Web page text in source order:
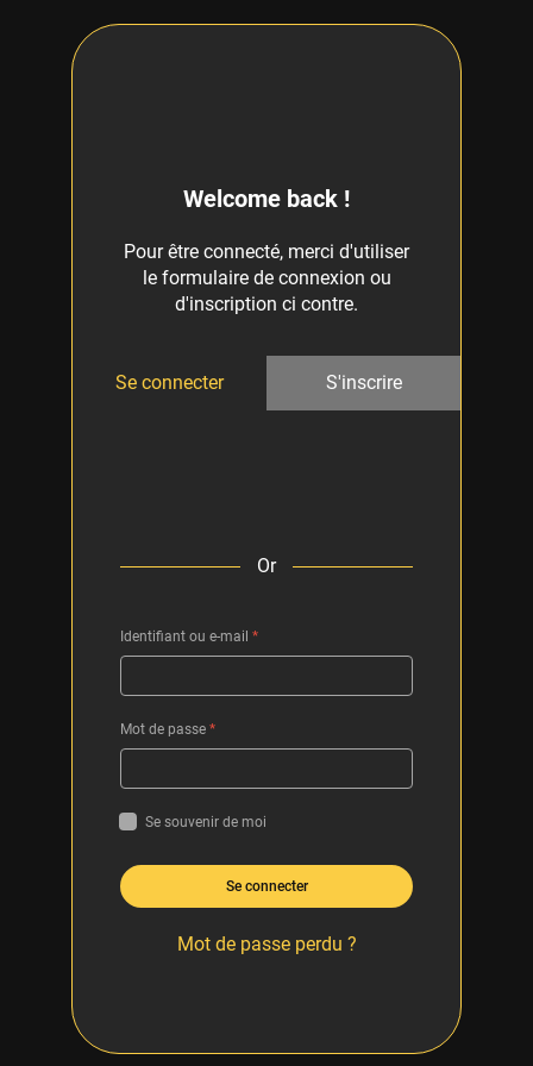
Welcome back !
Pour être connecté, merci d'utiliser
le formulaire de connexion ou
d'inscription ci contre.
Se connecter S'inscrire
Or
Identifiant ou e-mail *
Mot de passe *
Se souvenir de moi
Se connecter
Mot de passe perdu ?